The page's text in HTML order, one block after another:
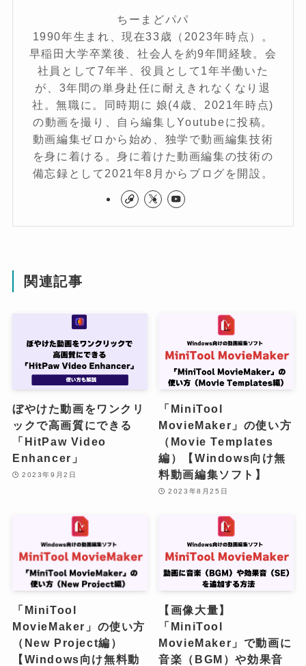
ちーまどパパ
1990年生まれ、現在33歳（2023年時点）。
早稲田大学卒業後、社会人を約9年間経験。会
社員として7年半、役員として1年半働いた
が、3年間の単身赴任に耐えきれなくなり退
社。無職に。同時期に 娘(4歳、2021年時点)
の動画を撮り、自ら編集しYoutubeに投稿。
動画編集ゼロから始め、独学で動画編集技術
を身に着ける。身に着けた動画編集の技術の
備忘録として2021年8月からブログを開設。
関連記事
ぼやけた動画をワンクリ
ックで高画質にできる
「HitPaw Video
Enhancer」
2023年9月2日
「MiniTool
MovieMaker」の使い方
（Movie Templates
編）【Windows向け無
料動画編集ソフト】
2023年8月25日
「MiniTool
MovieMaker」の使い方
（New Project編）
【Windows向け無料動
【画像大量】
「MiniTool
MovieMaker」で動画に
音楽（BGM）や効果音